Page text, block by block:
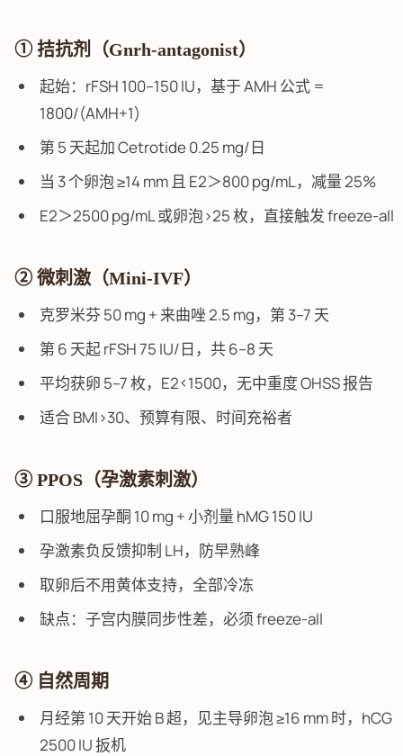
① 拮抗剂（Gnrh-antagonist）
起始：rFSH 100–150 IU，基于 AMH 公式 =
1800/(AMH+1)
第 5 天起加 Cetrotide 0.25 mg/日
当 3 个卵泡 ≥14 mm 且 E2＞800 pg/mL，减量 25%
E2＞2500 pg/mL 或卵泡>25 枚，直接触发 freeze-all
② 微刺激（Mini-IVF）
克罗米芬 50 mg + 来曲唑 2.5 mg，第 3–7 天
第 6 天起 rFSH 75 IU/日，共 6–8 天
平均获卵 5–7 枚，E2<1500，无中重度 OHSS 报告
适合 BMI>30、预算有限、时间充裕者
③ PPOS（孕激素刺激）
口服地屈孕酮 10 mg + 小剂量 hMG 150 IU
孕激素负反馈抑制 LH，防早熟峰
取卵后不用黄体支持，全部冷冻
缺点：子宫内膜同步性差，必须 freeze-all
④ 自然周期
月经第 10 天开始 B 超，见主导卵泡 ≥16 mm 时，hCG
2500 IU 扳机